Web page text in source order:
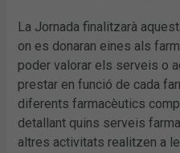
La Jornada finalitzarà
on es donaran eines als
poder valorar els serveis o
prestar en funció de cada
diferents farmacèutics
detallant quins serveis
altres activitats realitzen a